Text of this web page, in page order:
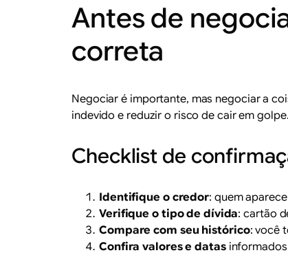
Antes de
correta
Negociar é importante, mas negociar a
indevido e reduzir o risco de cair em golpe.
Checklist de
Identifique o credor: quem
Verifique o tipo de dívida: cartão
Compare com seu histórico: você
Confira valores e datasinformados